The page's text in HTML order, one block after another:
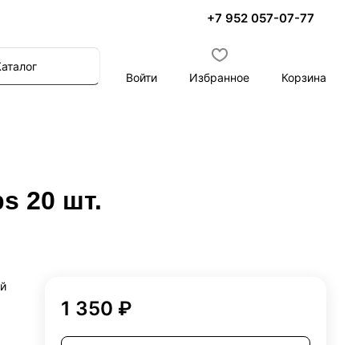
+7 952 057-07-77
Войти
Избранное Корзина
20 шт.
1 350 ₽